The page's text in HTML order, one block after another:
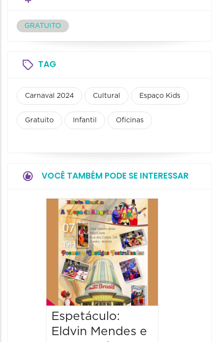
GRATUITO
TAG
Carnaval 2024 Cultural Espaço Kids
Gratuito Infantil Oficinas
VOCÊ TAMBÉM PODE SE INTERESSAR
Espetáculo:
Eldvin Mendes e